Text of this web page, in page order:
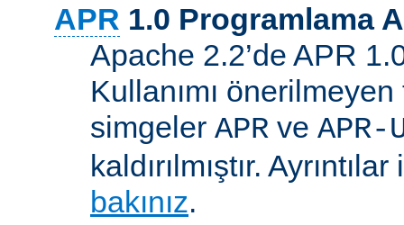
APR 1.0 Programlama
Apache 2.2’de APR
Kullanımı
simgeler APR ve
kaldırılmıştır.
bakınız.